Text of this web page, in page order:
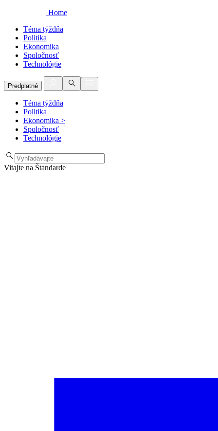
Home
Téma týždňa
Politika
Ekonomika
Spoločnosť
Technológie
Predplatné
Téma týždňa
Politika
Ekonomika >
Spoločnosť
Technológie
Vitajte na Štandarde